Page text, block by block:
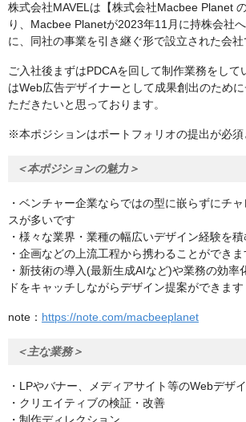
株式会社MAVELは【株式会社Macbee Planet
り、Macbee Planetが2023年11月に持株会社
に、同社の事業を引き継ぐ形で設立された会社
ご入社後まずはPDCAを回して制作業務をして
はWeb広告デザイナーとして成果創出のため
ただきたいと思っております。
※本ポジションはポートフォリオの提出が必須
＜本ポジションの魅力＞
・ベンチャー企業ならではの型に嵌らずにチ
スが多いです
・様々な業界・業種の幅広いデザイン経験を
・企画などの上流工程から携わることができま
・新技術の導入(最新生成AIなど)や業務の効率
ドをキャッチしながらデザイン提案ができます
note： https://note.com/macbeeplanet
＜主な業務＞
・LPやバナー、メディアサイト等のWebデザ
・クリエイティブの検証・改善